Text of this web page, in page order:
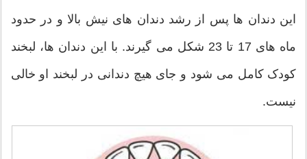
این دندان ها پس از رشد دندان های نیش بالا و در حدود
ماه های 17 تا 23 شکل می گیرند. با این دندان ها، لبخند
کودک کامل می شود و جای هیچ دندانی در لبخند او خالی
نیست.